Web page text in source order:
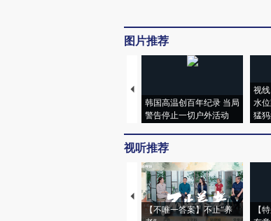
图片推荐
韩国高温创百年纪录 当局
警告停止一切户外活动
视
水
猛
视听推荐
【不唯一答案】不止“养
【